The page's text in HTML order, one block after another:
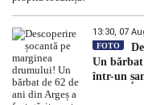
13:30, 07
FOTO
Un
într-un